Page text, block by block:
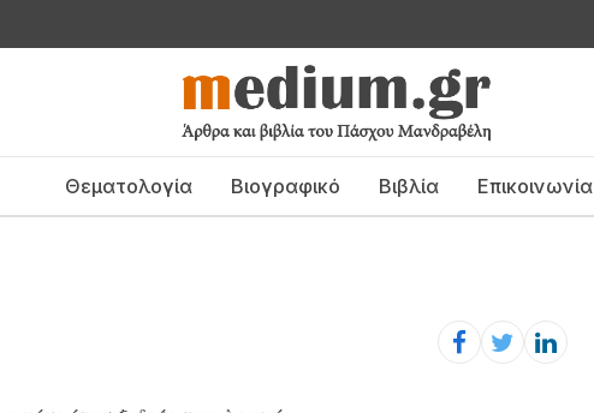
Θεματολογία Βιογραφικό Βιβλία Επικοινωνία